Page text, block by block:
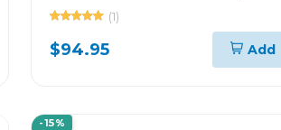
(1)
$94.95 Add
-15%